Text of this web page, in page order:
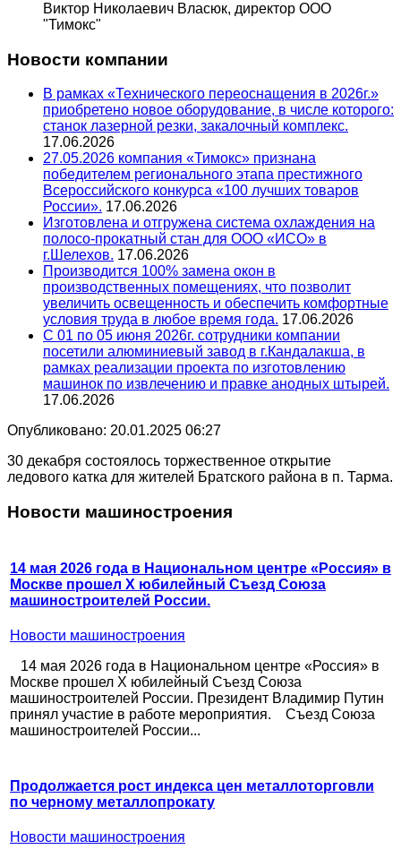
Виктор Николаевич Власюк, директор ООО
"Тимокс"
Новости компании
В рамках «Технического переоснащения в 2026г.»
приобретено новое оборудование, в числе которого:
станок лазерной резки, закалочный комплекс.
17.06.2026
27.05.2026 компания «Тимокс» признана
победителем регионального этапа престижного
Всероссийского конкурса «100 лучших товаров
России». 17.06.2026
Изготовлена и отгружена система охлаждения на
полосо-прокатный стан для ООО «ИСО» в
г.Шелехов. 17.06.2026
Производится 100% замена окон в
производственных помещениях, что позволит
увеличить освещенность и обеспечить комфортные
условия труда в любое время года. 17.06.2026
С 01 по 05 июня 2026г. сотрудники компании
посетили алюминиевый завод в г.Кандалакша, в
рамках реализации проекта по изготовлению
машинок по извлечению и правке анодных штырей.
17.06.2026
Опубликовано: 20.01.2025 06:27
30 декабря состоялось торжественное открытие
ледового катка для жителей Братского района в п. Тарма.
Новости машиностроения
14 мая 2026 года в Национальном центре «Россия» в
Москве прошел X юбилейный Съезд Союза
машиностроителей России.
Новости машиностроения
14 мая 2026 года в Национальном центре «Россия» в
Москве прошел X юбилейный Съезд Союза
машиностроителей России. Президент Владимир Путин
принял участие в работе мероприятия. Съезд Союза
машиностроителей России...
Продолжается рост индекса цен металлоторговли
по черному металлопрокату
Новости машиностроения